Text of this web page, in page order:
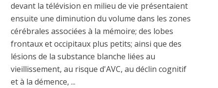
devant la télévision en milieu de vie présentaient
ensuite une diminution du volume dans les zones
cérébrales associées à la mémoire; des lobes
frontaux et occipitaux plus petits; ainsi que des
lésions de la substance blanche liées au
vieillissement, au risque d'AVC, au déclin cognitif
et à la démence, ...